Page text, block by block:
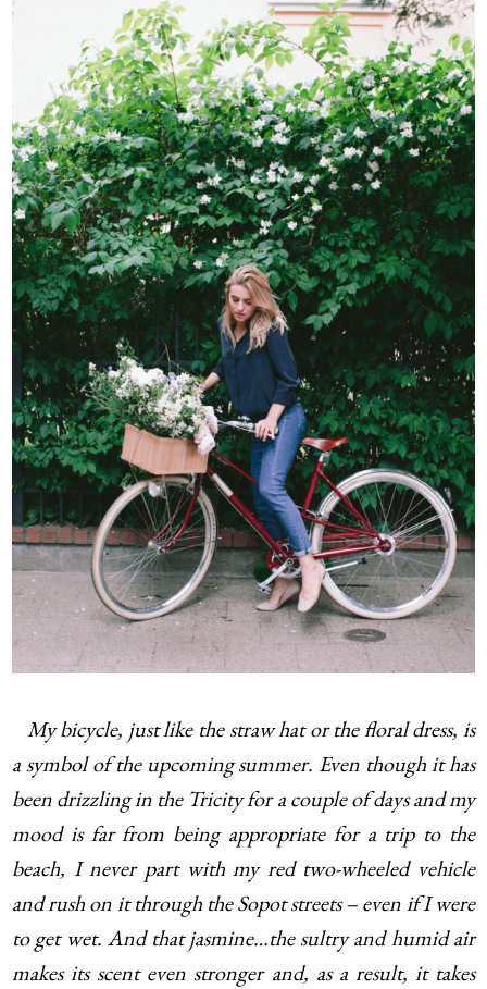
My bicycle, just like the straw hat or the floral dress, is
a symbol of the upcoming summer. Even though it has
been drizzling in the Tricity for a couple of days and my
mood is far from being appropriate for a trip to the
beach, I never part with my red two-wheeled vehicle
and rush on it through the Sopot streets – even if I were
to get wet. And that jasmine…the sultry and humid air
makes its scent even stronger and, as a result, it takes